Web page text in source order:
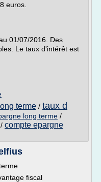
euros.
01/07/2016. Des
Le taux d'intérêt est
terme / taux d
long terme /
/ compte epargne
fiscal